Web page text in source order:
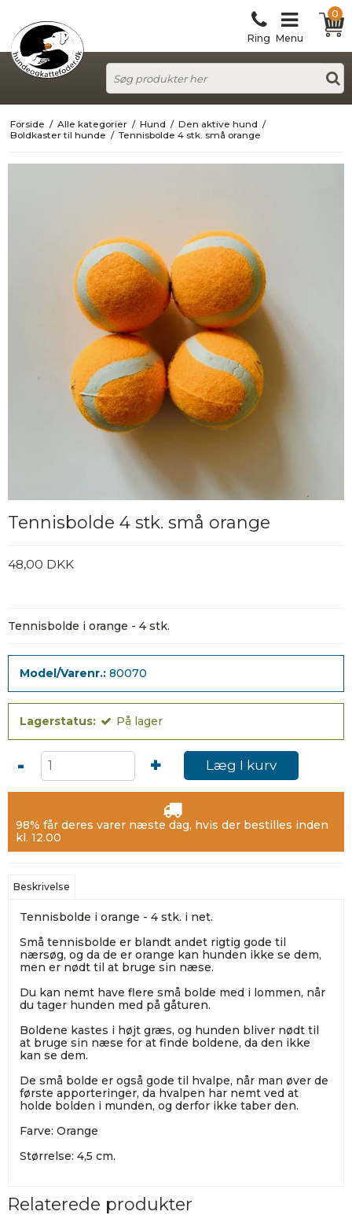
Ring Menu
0
Forside / Alle kategorier / Hund / Den aktive hund /
Boldkaster til hunde / Tennisbolde 4 stk. små orange
Tennisbolde 4 stk. små orange
48,00 DKK
Tennisbolde i orange - 4 stk.
Model/Varenr.: 80070
Lagerstatus: På lager
- + Læg I kurv
98% får deres varer næste dag, hvis der bestilles inden
kl. 12.00
Beskrivelse
Tennisbolde i orange - 4 stk. i net.
Små tennisbolde er blandt andet rigtig gode til
nærsøg, og da de er orange kan hunden ikke se dem,
men er nødt til at bruge sin næse.
Du kan nemt have flere små bolde med i lommen, når
du tager hunden med på gåturen.
Boldene kastes i højt græs, og hunden bliver nødt til
at bruge sin næse for at finde boldene, da den ikke
kan se dem.
De små bolde er også gode til hvalpe, når man øver de
første apporteringer, da hvalpen har nemt ved at
holde bolden i munden, og derfor ikke taber den.
Farve: Orange
Størrelse: 4,5 cm.
Relaterede produkter